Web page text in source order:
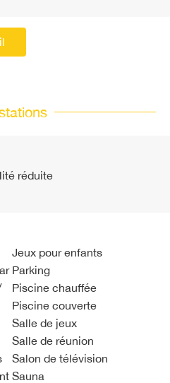
réduite
Jeux pour enfants
Parking
Piscine chauffée
Piscine couverte
Salle de jeux
Salle de réunion
Salon de télévision
Sauna